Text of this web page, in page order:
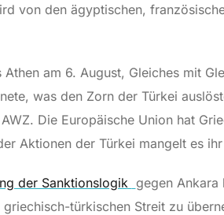
von den ägyptischen,
am 6. August, Gleiches mit
was den Zorn der Türkei
Die Europäische Union hat
Aktionen der Türkei mangelt es
der Sanktionslogik gegen
türkischen Streit zu